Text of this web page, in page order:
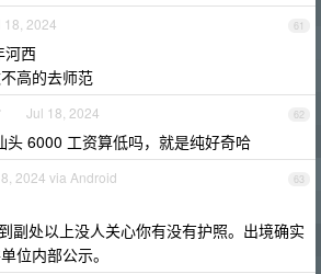
61
18, 2024
河西
高的去师范
62
Jul 18, 2024
头 6000 工资算低吗，就是纯好奇哈
63
2024 via Android
副处以上没人关心你有没有护照。出境确实
位内部公示。